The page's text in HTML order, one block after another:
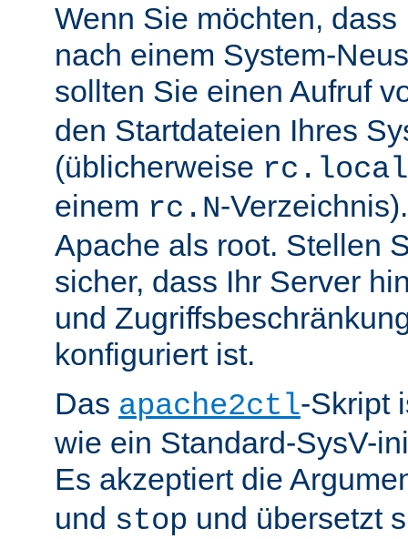
Wenn Sie möchten,
nach einem System-
sollten Sie einen Aufruf
den Startdateien Ihres
(üblicherweise rc.local
einem rc.N-
Apache als root. Stellen
sicher, dass Ihr Server
und
konfiguriert ist.
Das apache2ctl-Skript
wie ein Standard-SysV-
Es akzeptiert die
und stop und übersetzt